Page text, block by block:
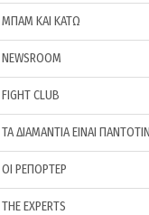
ΜΠΑΜ ΚΑΙ ΚΑΤΩ
NEWSROOM
FIGHT CLUB
ΤΑ ΔΙΑΜΑΝΤΙΑ ΕΙΝΑΙ
ΟΙ ΡΕΠΟΡΤΕΡ
THE EXPERTS